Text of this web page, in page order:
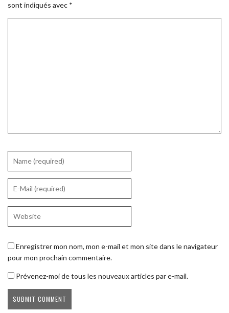
sont indiqués avec *
Enregistrer mon nom, mon e-mail et mon site dans le navigateur
pour mon prochain commentaire.
Prévenez-moi de tous les nouveaux articles par e-mail.